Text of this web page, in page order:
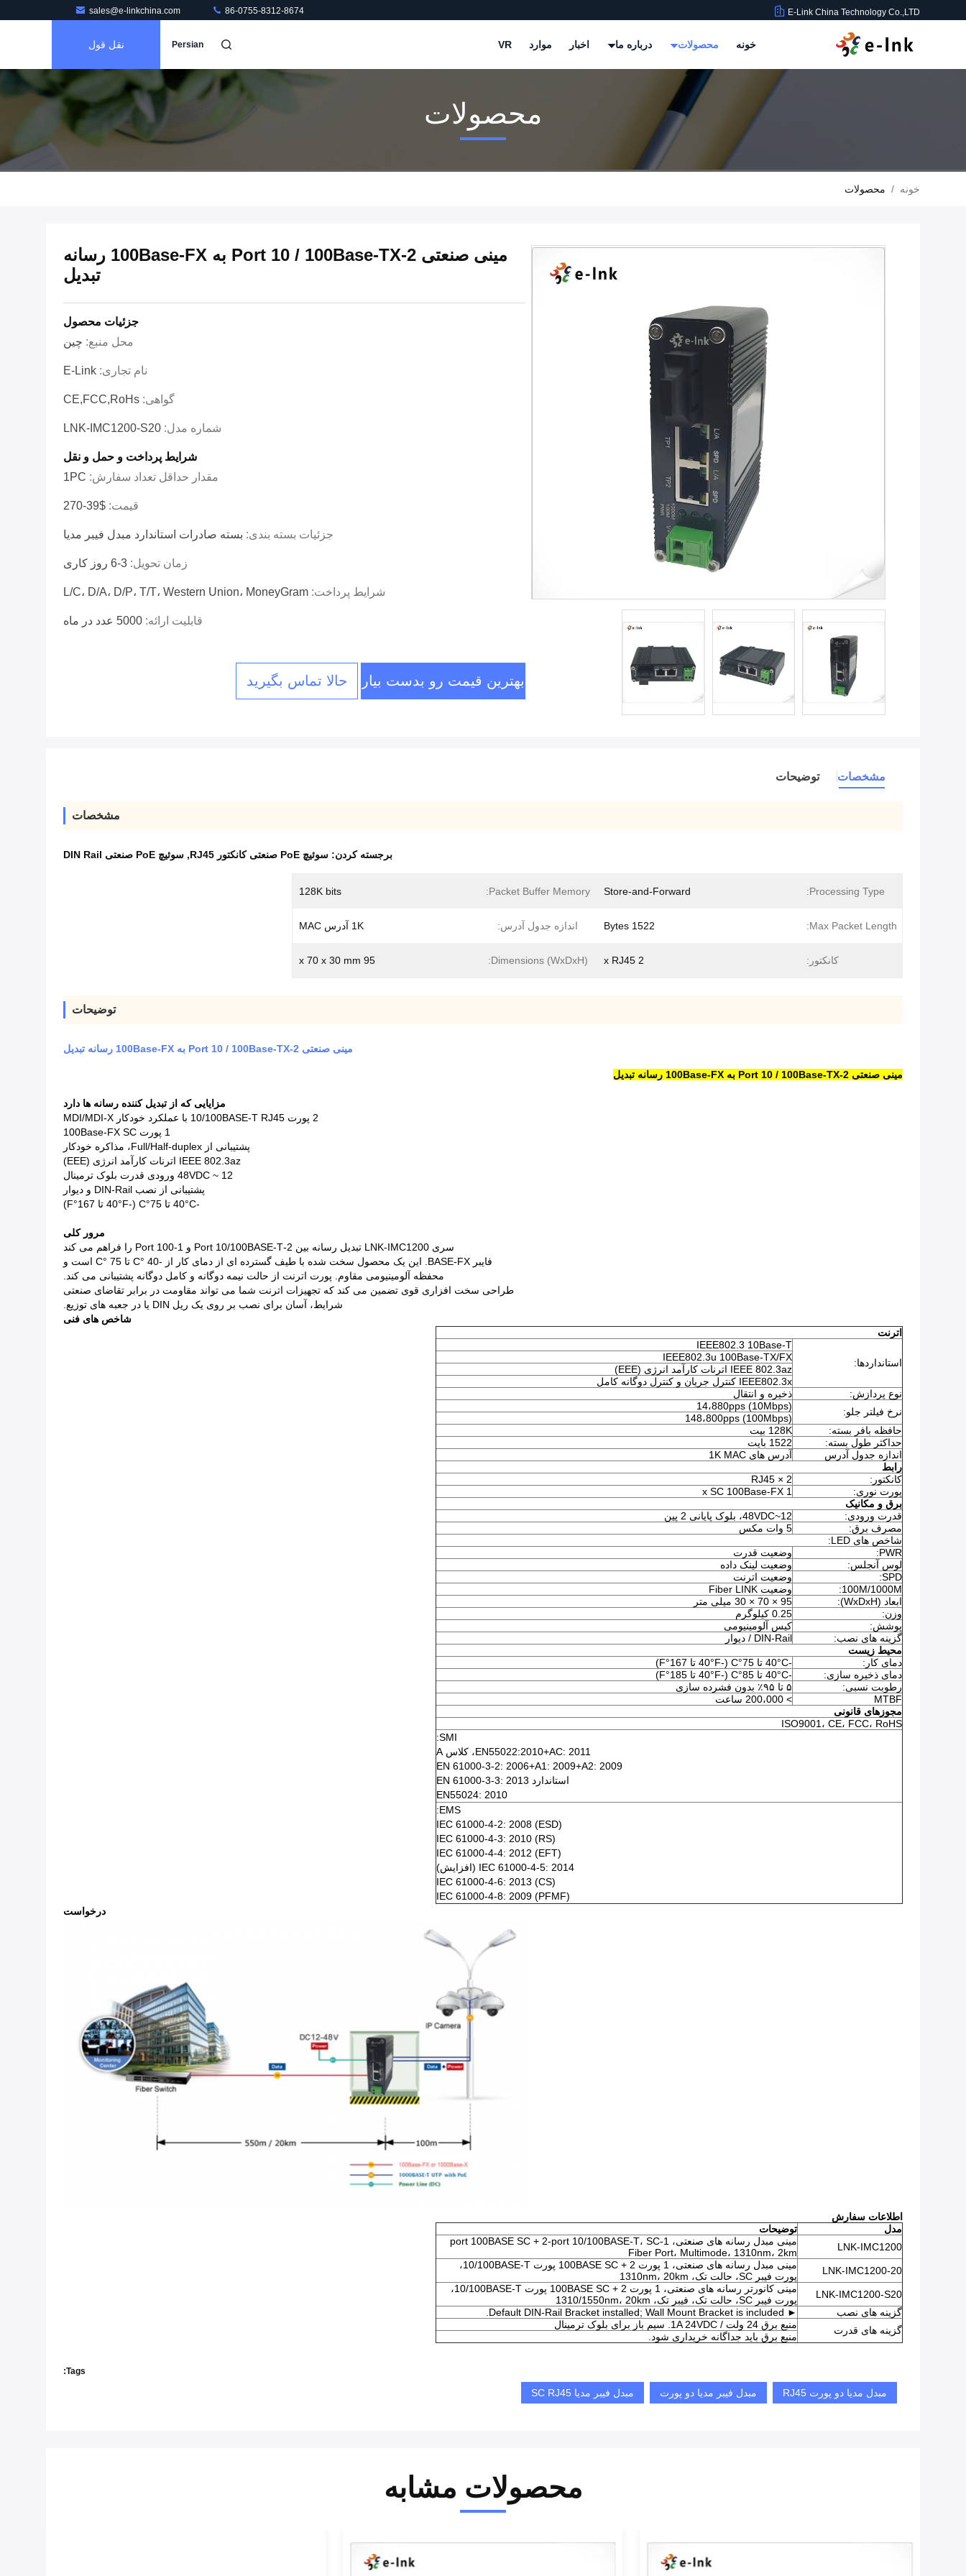
E-Link China Technology Co.,LTD
sales@e-linkchina.com 86-0755-8312-8674
خونه محصولات درباره ما اخبار موارد VR
Persian نقل قول
محصولات
خونه / محصولات
مینی صنعتی 2-Port 10 / 100Base-TX به 100Base-FX رسانه
تبدیل
جزئیات محصول
محل منبع: چین
نام تجاری: E-Link
گواهی: CE,FCC,RoHs
شماره مدل: LNK-IMC1200-S20
شرایط پرداخت و حمل و نقل
مقدار حداقل تعداد سفارش: 1PC
قیمت: $39-270
جزئیات بسته بندی: بسته صادرات استاندارد مبدل فیبر مدیا
زمان تحویل: 3-6 روز کاری
شرایط پرداخت: L/C، D/A، D/P، T/T، Western Union، MoneyGram
قابلیت ارائه: 5000 عدد در ماه
بهترین قیمت رو بدست بیار حالا تماس بگیرید
مشخصات توضیحات
مشخصات
برجسته کردن: سوئیچ PoE صنعتی کانکتور RJ45 , سوئیچ PoE صنعتی DIN Rail
Processing Type:
Store-and-Forward
Packet Buffer Memory:
128K bits
Max Packet Length:
1522 Bytes اندازه جدول آدرس: 1K آدرس MAC
کانکتور: 2 x RJ45
Dimensions (WxDxH):
95 x 70 x 30 mm
توضیحات
مینی صنعتی 2-Port 10 / 100Base-TX به 100Base-FX رسانه تبدیل
مینی صنعتی 2-Port 10 / 100Base-TX به 100Base-FX رسانه تبدیل
مزایایی که از تبدیل کننده رسانه ها دارد
2 پورت 10/100BASE-T RJ45 با عملکرد خودکار MDI/MDI-X
1 پورت 100Base-FX SC
پشتیبانی از Full/Half-duplex، مذاکره خودکار
پشتیبانی از نصب DIN-Rail و دیوار
-40°C تا 75°C (-40°F تا 167°F)
مرور کلی
سری LNK-IMC1200 تبدیل رسانه بین 2-Port 10/100BASE-T و 1-Port 100 را فراهم می کند
فایبر BASE-FX. این یک محصول سخت شده با طیف گسترده ای از دمای کار از -40 °C تا 75 °C است و
محفظه آلومینیومی مقاوم. پورت اترنت از حالت نیمه دوگانه و کامل دوگانه پشتیبانی می کند.
طراحی سخت افزاری قوی تضمین می کند که تجهیزات اترنت شما می تواند مقاومت در برابر تقاضای صنعتی
شرایط، آسان برای نصب بر روی یک ریل DIN یا در جعبه های توزیع.
شاخص های فنی
اترنت
استانداردها:
IEEE802.3 10Base-T
IEEE802.3u 100Base-TX/FX
IEEE 802.3az اترنات کارآمد انرژی (EEE)
IEEE802.3x کنترل جریان و کنترل دوگانه کامل
نوع پردازش:
ذخیره و انتقال
نرخ فیلتر جلو:
14،880pps (10Mbps)
148،800pps (100Mbps)
حافظه بافر بسته:
128K بیت
حداکثر طول بسته:
1522 بایت
اندازه جدول آدرس
آدرس های 1K MAC
رابط
کانکتور:
2 × RJ45
پورت نوری:
1 x SC 100Base-FX
برق و مکانیک
قدرت ورودی:
12~48VDC، بلوک پایانی 2 پین
مصرف برق:
5 وات مکس
شاخص های LED:
PWR:
وضعیت قدرت
لوس آنجلس:
وضعیت لینک داده
SPD:
وضعیت اترنت
100M/1000M:
وضعیت Fiber LINK
ابعاد (WxDxH):
95 × 70 × 30 میلی متر
وزن:
0.25 کيلوگرم
پوشش:
کیس آلومینیومی
گزینه های نصب:
DIN-Rail / دیوار
محیط زیست
دمای کار:
-40°C تا 75°C (-40°F تا 167°F)
دمای ذخیره سازی:
-40°C تا 85°C (-40°F تا 185°F)
رطوبت نسبی:
۵ تا ۹۵٪ بدون فشرده سازی
MTBF
> 200،000 ساعت
مجوزهای قانونی
ISO9001، CE، FCC، RoHS
SMI:
EN55022:2010+AC: 2011، کلاس A
EN 61000-3-2: 2006+A1: 2009+A2: 2009
استاندارد EN 61000-3-3: 2013
EN55024: 2010
EMS:
IEC 61000-4-2: 2008 (ESD)
IEC 61000-4-3: 2010 (RS)
IEC 61000-4-4: 2012 (EFT)
IEC 61000-4-5: 2014 (افزایش)
IEC 61000-4-6: 2013 (CS)
IEC 61000-4-8: 2009 (PFMF)
درخواست
اطلاعات سفارش
مدل
توضیحات
LNK-IMC1200
مینی مبدل رسانه های صنعتی، 1-port 100BASE SC + 2-port 10/100BASE-T، SC
Fiber Port، Multimode، 1310nm، 2km
LNK-IMC1200-20
مینی مبدل رسانه های صنعتی، 1 پورت 100BASE SC + 2 پورت 10/100BASE-T،
پورت فیبر SC، حالت تک، 1310nm، 20km
LNK-IMC1200-S20
مینی کانورتر رسانه های صنعتی، 1 پورت 100BASE SC + 2 پورت 10/100BASE-T،
پورت فیبر SC، حالت تک، فیبر تک، 1310/1550nm، 20km
گزینه های نصب
► Default DIN-Rail Bracket installed; Wall Mount Bracket is included.
گزینه های قدرت
منبع برق 24 ولت / 1A 24VDC. سیم باز برای بلوک ترمینال
منبع برق باید جداگانه خریداری شود.
Tags:
مبدل مدیا دو پورت RJ45 مبدل فیبر مدیا دو پورت مبدل فیبر مدیا SC RJ45
محصولات مشابه